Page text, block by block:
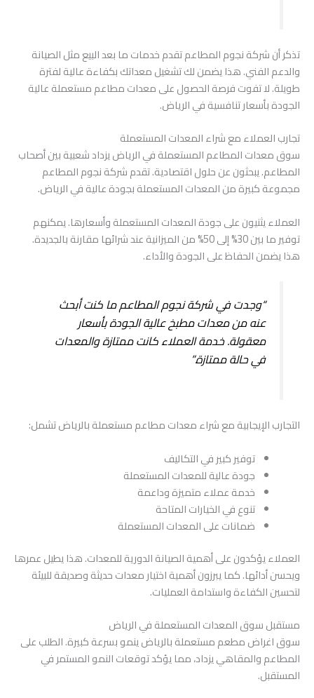
تذكر أن شركة نجوم المطاعم تقدم خدمات ما بعد البيع مثل الصيانة
والدعم الفني. هذا يضمن لك تشغيل معداتك بكفاءة عالية لفترة
طويلة. لا تفوت فرصة الحصول على معدات مطاعم مستعملة عالية
الجودة بأسعار تنافسية في الرياض.
تجارب العملاء مع شراء المعدات المستعملة
سوق معدات المطاعم المستعملة في الرياض يزداد شعبية بين أصحاب
المطاعم. يبحثون عن حلول اقتصادية. تقدم شركة نجوم المطاعم
مجموعة كبيرة من المعدات المستعملة بجودة عالية في الرياض.
العملاء يثنيون على جودة المعدات المستعملة وأسعارها. يمكنهم
توفير ما بين 30% إلى 50% من الميزانية عند شرائها مقارنة بالجديدة.
هذا يضمن الحفاظ على الجودة والأداء.
“وجدت في شركة نجوم المطاعم ما كنت أبحث
عنه من معدات مطبخ عالية الجودة بأسعار
معقولة. خدمة العملاء كانت ممتازة والمعدات
في حالة ممتازة.”
التجارب الإيجابية مع شراء معدات مطاعم مستعملة بالرياض تشمل:
توفير كبير في التكاليف
جودة عالية للمعدات المستعملة
خدمة عملاء متميزة وداعمة
تنوع في الخيارات المتاحة
ضمانات على المعدات المستعملة
العملاء يؤكدون على أهمية الصيانة الدورية للمعدات. هذا يطيل عمرها
ويحسن أدائها. كما يبرزون أهمية اختيار معدات حديثة وصديقة للبيئة
لتحسين الكفاءة واستدامة العمليات.
مستقبل سوق المعدات المستعملة في الرياض
سوق اغراض مطعم مستعملة بالرياض ينمو بسرعة كبيرة. الطلب على
المطاعم والمقاهي يزداد، مما يؤكد توقعات النمو المستمر في
المستقبل.